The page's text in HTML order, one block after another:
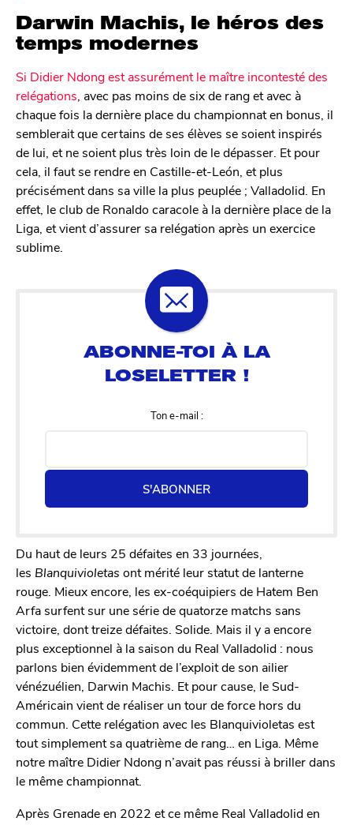
Darwin Machis, le héros des
temps modernes
Si Didier Ndong est assurément le maître incontesté des
relégations , avec pas moins de six de rang et avec à
chaque fois la dernière place du championnat en bonus, il
semblerait que certains de ses élèves se soient inspirés
de lui, et ne soient plus très loin de le dépasser. Et pour
cela, il faut se rendre en Castille-et-León, et plus
précisément dans sa ville la plus peuplée ; Valladolid. En
effet, le club de Ronaldo caracole à la dernière place de la
Liga, et vient d’assurer sa relégation après un exercice
sublime.
Ton e-mail :
S'ABONNER
Du haut de leurs 25 défaites en 33 journées,
les Blanquivioletas ont mérité leur statut de lanterne
rouge. Mieux encore, les ex-coéquipiers de Hatem Ben
Arfa surfent sur une série de quatorze matchs sans
victoire, dont treize défaites. Solide. Mais il y a encore
plus exceptionnel à la saison du Real Valladolid : nous
parlons bien évidemment de l’exploit de son ailier
vénézuélien, Darwin Machis. Et pour cause, le Sud-
Américain vient de réaliser un tour de force hors du
commun. Cette relégation avec les Blanquivioletas est
tout simplement sa quatrième de rang… en Liga. Même
notre maître Didier Ndong n’avait pas réussi à briller dans
le même championnat.
Après Grenade en 2022 et ce même Real Valladolid en